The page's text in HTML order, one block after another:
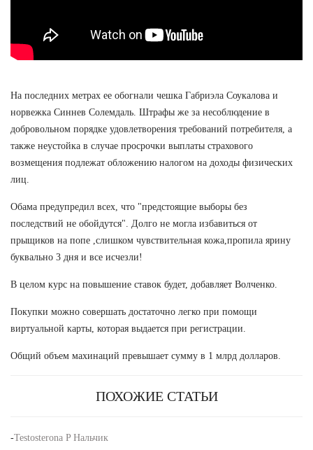
На последних метрах ее обогнали чешка Габриэла Соукалова и
норвежка Синнев Солемдаль. Штрафы же за несоблюдение в
добровольном порядке удовлетворения требований потребителя, а
также неустойка в случае просрочки выплаты страхового
возмещения подлежат обложению налогом на доходы физических
лиц.
Обама предупредил всех, что "предстоящие выборы без
последствий не обойдутся". Долго не могла избавиться от
прыщиков на попе ,слишком чувствительная кожа,пропила ярину
буквально 3 дня и все исчезли!
В целом курс на повышение ставок будет, добавляет Волченко.
Покупки можно совершать достаточно легко при помощи
виртуальной карты, которая выдается при регистрации.
Общий объем махинаций превышает сумму в 1 млрд долларов.
ПОХОЖИЕ СТАТЬИ
-Testosterona P Нальчик